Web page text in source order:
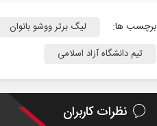
برچسب ها: لیگ برتر ووشو بانوان
تیم دانشگاه آزاد اسلامی
نظرات کاربران